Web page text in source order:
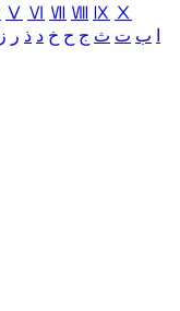
Ⅴ Ⅵ Ⅶ Ⅷ Ⅸ Ⅹ
ب ت ث ج ح خ د ذ ر ز